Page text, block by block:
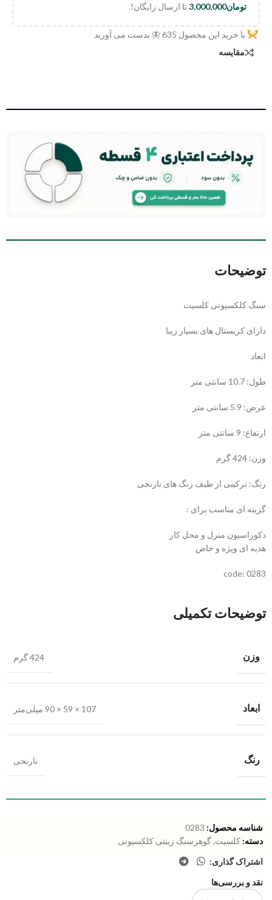
تومان3,000,000تا ارسال رایگان!
با خرید این محصول 635 🦋 بدست می آورید
مقایسه
توضیحات
سنگ کلکسیونی کلسیت
دارای کریستال های بسیار زیبا
ابعاد
طول: 10.7 سانتی متر
عرض: 5.9 سانتی متر
ارتفاع: 9 سانتی متر
وزن: 424 گرم
رنگ: ترکیبی از طیف رنگ های نارنجی
گزینه ای مناسب برای :
دکوراسیون منزل و محل کار
هدیه ای ویژه و خاص
code: 0283
توضیحات تکمیلی
وزن 424 گرم
ابعاد 107 × 59 × 90 میلی‌متر
رنگ نارنجی
شناسه محصول: 0283
دسته: کلسیت,گوهرسنگ زینتی کلکسیونی
اشتراک گذاری:
نقد و بررسی‌ها